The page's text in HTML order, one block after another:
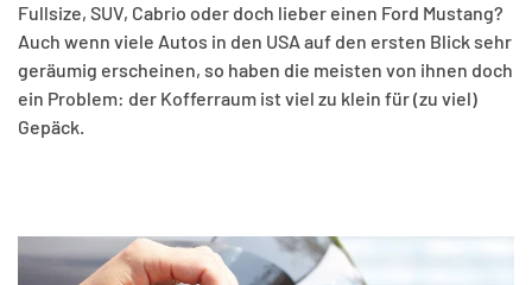
Fullsize, SUV, Cabrio oder doch lieber einen Ford Mustang?
Auch wenn viele Autos in den USA auf den ersten Blick sehr
geräumig erscheinen, so haben die meisten von ihnen doch
ein Problem: der Kofferraum ist viel zu klein für (zu viel)
Gepäck.